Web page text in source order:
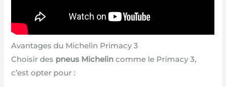
Avantages du Michelin Primacy 3
Choisir des pneus Michelin comme le Primacy 3,
c’est opter pour :